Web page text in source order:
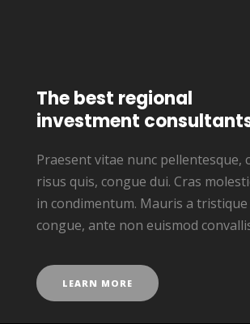
The best regional
investment
Praesent vitae nunc pellentesque,
risus quis, congue dui. Cras
in condimentum. Mauris a tristique
congue, ante non euismod
LEARN MORE